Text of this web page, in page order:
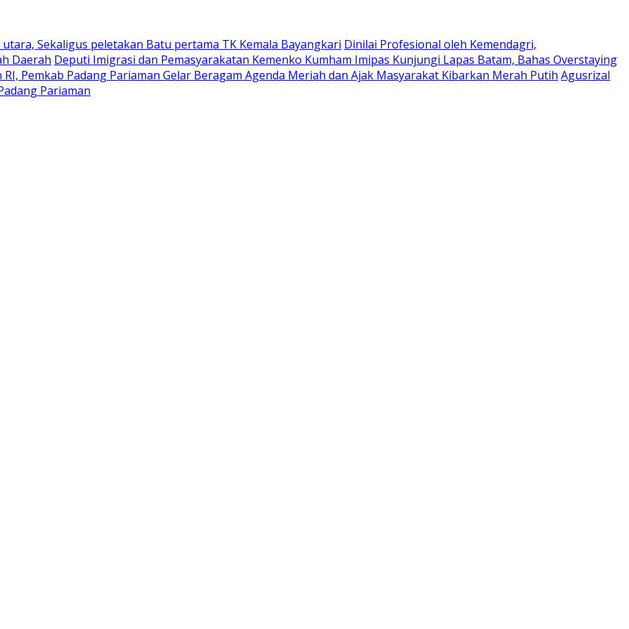
Sekaligus peletakan Batu pertama TK Kemala Bayangkari Dinilai Profesional oleh Kemendagri,
Daerah Deputi Imigrasi dan Pemasyarakatan Kemenko Kumham Imipas Kunjungi Lapas Batam, Bahas Overstaying
Pemkab Padang Pariaman Gelar Beragam Agenda Meriah dan Ajak Masyarakat Kibarkan Merah Putih Agusrizal
‎Pariaman